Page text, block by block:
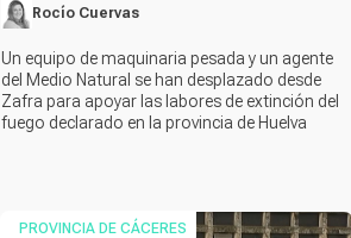
Rocío Cuervas
Un equipo de maquinaria pesada y un agente
del Medio Natural se han desplazado desde
Zafra para apoyar las labores de extinción del
fuego declarado en la provincia de Huelva
PROVINCIA DE CÁCERES